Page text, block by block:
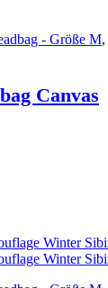
- Größe M,
Canvas